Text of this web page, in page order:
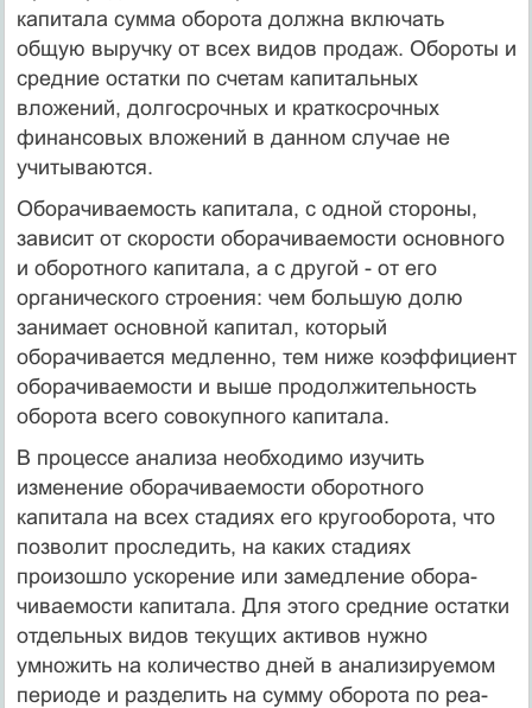
капитала сумма оборота должна включать
общую выручку от всех видов про­даж. Обороты и
средние ос­татки по счетам капитальных
вложений, долгосрочных и крат­косрочных
финансовых вложений в данном случае не
учиты­ваются.
Оборачиваемость капитала, с одной стороны,
зависит от скорости оборачиваемости основного
и оборотного капита­ла, а с другой - от его
органического строения: чем большую долю
занимает основной капитал, который
оборачивается мед­ленно, тем ниже коэффициент
оборачиваемости и выше продол­жительность
оборота всего совокупного капитала.
В процессе анализа необходимо изучить
изменение оборачиваемости оборотного
капитала на всех стадиях его кругооборота, что
позволит проследить, на каких стадиях
произошло ускорение или замедление обора­
чиваемости капитала. Для этого средние остатки
отдельных ви­дов текущих активов нужно
умножить на количество дней в анализируемом
периоде и разделить на сумму оборота по реа­